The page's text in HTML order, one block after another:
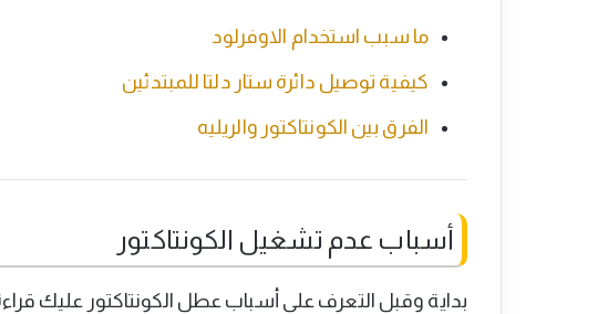
ما سبب استخدام الاوفرلود
كيفية توصيل دائرة ستار دلتا للمبتدئين
الفرق بين الكونتاكتور والريليه
أسباب عدم تشغيل الكونتاكتور
بداية وقبل التعرف على أسباب عطل الكونتاكتور عليك